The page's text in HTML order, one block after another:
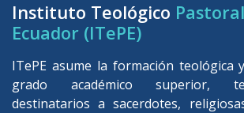
Instituto Teológico
Ecuador (ITePE)
ITePE asume la formación teológica
grado académico superior,
destinatarios a sacerdotes,